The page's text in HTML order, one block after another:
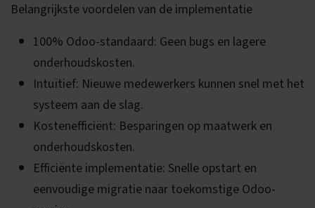
Belangrijkste voordelen van de implementatie
100% Odoo-standaard: Geen bugs en lagere
onderhoudskosten.
Intuïtief: Nieuwe medewerkers kunnen snel met het
systeem aan de slag.
Kostenefficiënt: Besparingen op maatwerk en
onderhoudskosten.
Efficiënte implementatie: Snelle opstart en
eenvoudige migratie naar toekomstige Odoo-